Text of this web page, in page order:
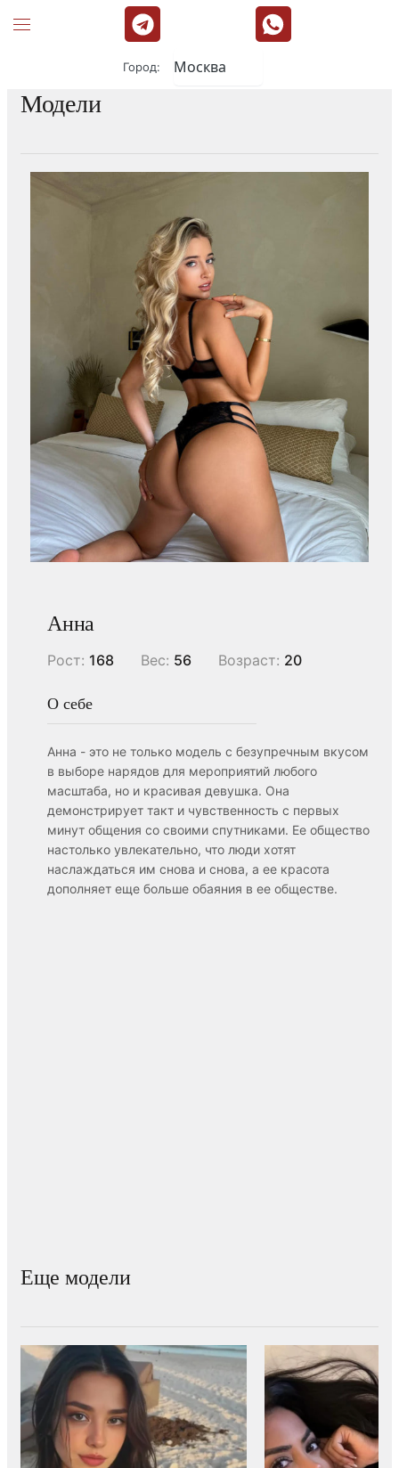
Город:
Модели
Анна
Рост: 168 Вес: 56 Возраст: 20
О себе
Анна - это не только модель с безупречным вкусом
в выборе нарядов для мероприятий любого
масштаба, но и красивая девушка. Она
демонстрирует такт и чувственность с первых
минут общения со своими спутниками. Ее общество
настолько увлекательно, что люди хотят
наслаждаться им снова и снова, а ее красота
дополняет еще больше обаяния в ее обществе.
Еще модели